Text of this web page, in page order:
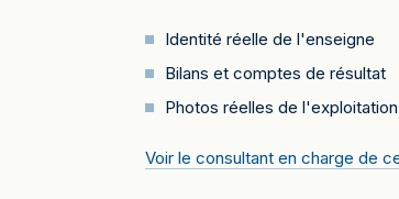
Identité réelle de l'enseigne
Bilans et comptes de résultat
Photos réelles de l'exploitation
Voir le consultant en charge de